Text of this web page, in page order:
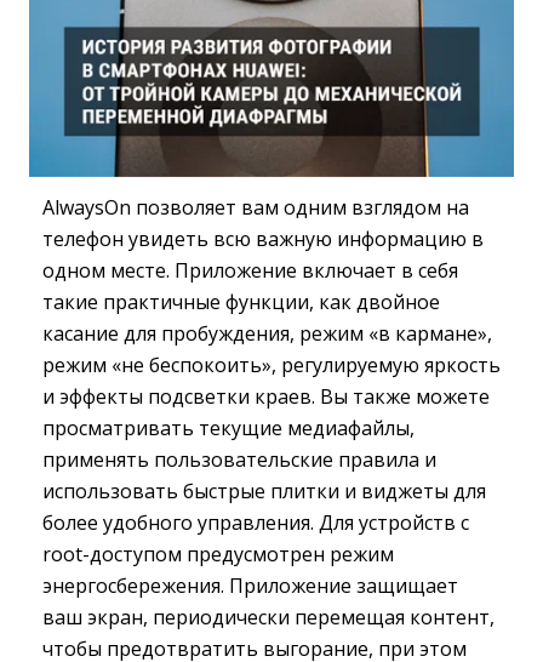
AlwaysOn позволяет вам одним взглядом на
телефон увидеть всю важную информацию в
одном месте. Приложение включает в себя
такие практичные функции, как двойное
касание для пробуждения, режим «в кармане»,
режим «не беспокоить», регулируемую яркость
и эффекты подсветки краев. Вы также можете
просматривать текущие медиафайлы,
применять пользовательские правила и
использовать быстрые плитки и виджеты для
более удобного управления. Для устройств с
root-доступом предусмотрен режим
энергосбережения. Приложение защищает
ваш экран, периодически перемещая контент,
чтобы предотвратить выгорание, при этом